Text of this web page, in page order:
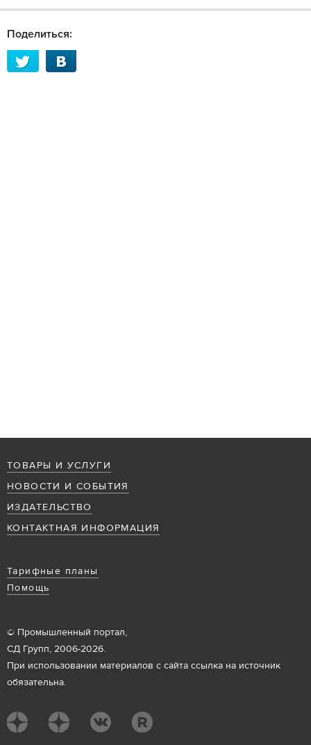
Поделиться:
ТОВАРЫ И УСЛУГИ
НОВОСТИ И СОБЫТИЯ
ИЗДАТЕЛЬСТВО
КОНТАКТНАЯ ИНФОРМАЦИЯ
Тарифные планы
Помощь
© Промышленный портал,
СД Групп, 2006-2026.
При использовании материалов с сайта ссылка на источник
обязательна.